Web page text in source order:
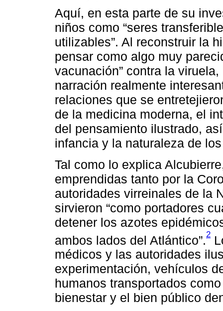
Aquí, en esta parte de su
niños como “seres
utilizables”. Al reconstruir la
pensar como algo muy
vacunación” contra la
narración realmente
relaciones que se
de la medicina moderna, el
del pensamiento ilustrado,
infancia y la naturaleza de
Tal como lo explica
emprendidas tanto por la
autoridades virreinales de la
sirvieron “como portadores
detener los azotes
ambos lados del Atlántico”.2
médicos y las autoridades
experimentación, vehículos
humanos transportados
bienestar y el bien público